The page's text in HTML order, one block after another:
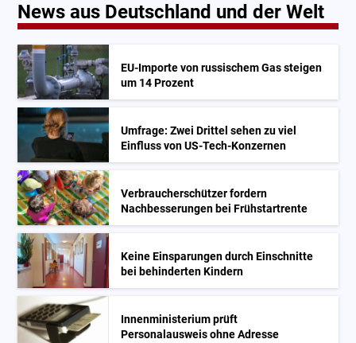
News aus Deutschland und der Welt
EU-Importe von russischem Gas steigen
um 14 Prozent
Umfrage: Zwei Drittel sehen zu viel
Einfluss von US-Tech-Konzernen
Verbraucherschützer fordern
Nachbesserungen bei Frühstartrente
Keine Einsparungen durch Einschnitte
bei behinderten Kindern
Innenministerium prüft
Personalausweis ohne Adresse